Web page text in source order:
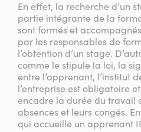
En effet, la recherche d’un
partie intégrante de la
sont formés et
par les responsables de
l’obtention d’un stage.
comme le stipule la loi, la
entre l’apprenant, l’institut
l’entreprise est obligatoire
encadre la durée du travail
absences et leurs congés.
qui accueille un apprenant